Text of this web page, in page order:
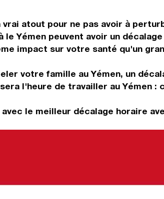
atout pour ne pas avoir à
Yémen peuvent avoir un
impact sur votre santé qu'un
votre famille au Yémen, un
l'heure de travailler au Yémen
le meilleur décalage horaire